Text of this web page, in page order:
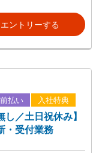
エントリーする
払い 入社特典
し／土日祝休み】
・受付業務